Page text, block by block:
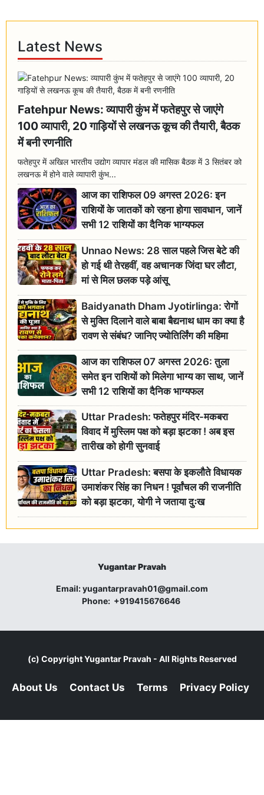
Latest News
Fatehpur News: व्यापारी कुंभ में फतेहपुर से जाएंगे
100 व्यापारी, 20 गाड़ियों से लखनऊ कूच की तैयारी, बैठक
में बनी रणनीति
फतेहपुर में अखिल भारतीय उद्योग व्यापार मंडल की मासिक बैठक में 3 सितंबर को
लखनऊ में होने वाले व्यापारी कुंभ...
आज का राशिफल 09 अगस्त 2026: इन
राशियों के जातकों को रहना होगा सावधान, जानें
सभी 12 राशियों का दैनिक भाग्यफल
Unnao News: 28 साल पहले जिस बेटे की
हो गई थी तेरहवीं, वह अचानक जिंदा घर लौटा,
मां से मिल छलक पड़े आंसू
Baidyanath Dham Jyotirlinga: रोगों
से मुक्ति दिलाने वाले बाबा बैद्यनाथ धाम का क्या है
रावण से संबंध? जानिए ज्योतिर्लिंग की महिमा
आज का राशिफल 07 अगस्त 2026: तुला
समेत इन राशियों को मिलेगा भाग्य का साथ, जानें
सभी 12 राशियों का दैनिक भाग्यफल
Uttar Pradesh: फतेहपुर मंदिर-मकबरा
विवाद में मुस्लिम पक्ष को बड़ा झटका ! अब इस
तारीख को होगी सुनवाई
Uttar Pradesh: बसपा के इकलौते विधायक
उमाशंकर सिंह का निधन ! पूर्वांचल की राजनीति
को बड़ा झटका, योगी ने जताया दुःख
Yugantar Pravah
Email:yugantarpravah01@gmail.com
Phone: +919415676646
(c) CopyrightYugantar Pravah - All Rights Reserved
About Us Contact Us Terms Privacy Policy